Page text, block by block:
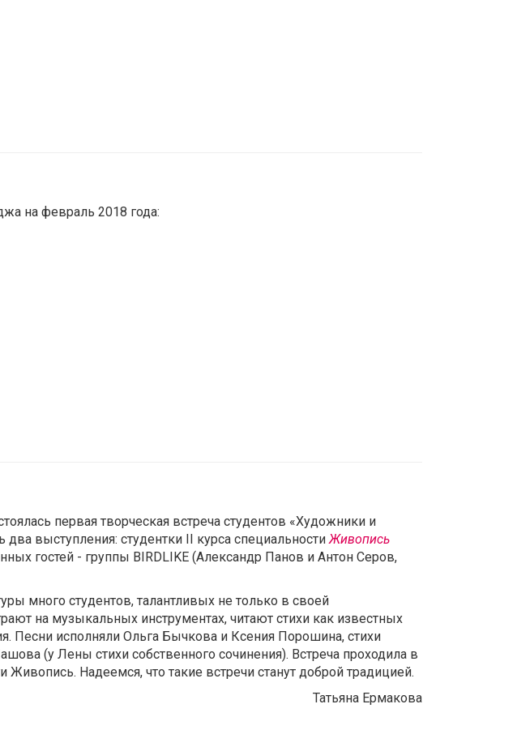
на февраль 2018 года:
первая творческая встреча студентов «Художники и
выступления: студентки II курса специальностиЖивопись
гостей - группы BIRDLIKE (Александр Панов и Антон Серов,
много студентов, талантливых не только в своей
на музыкальных инструментах, читают стихи как известных
Песни исполняли Ольга Бычкова и Ксения Порошина, стихи
(у Лены стихи собственного сочинения). Встреча проходила в
Надеемся, что такие встречи станут доброй традицией.
Татьяна Ермакова